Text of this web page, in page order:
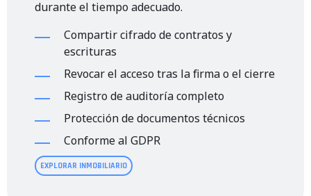
durante el tiempo adecuado.
Compartir cifrado de contratos y
escrituras
Revocar el acceso tras la firma o el cierre
Registro de auditoría completo
Protección de documentos técnicos
Conforme al GDPR
EXPLORAR INMOBILIARIO